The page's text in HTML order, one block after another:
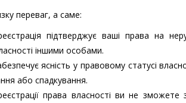
переваг, а саме:
підтверджує ваші права на
іншими особами.
ясність у правовому статусі
або спадкування.
права власності ви не